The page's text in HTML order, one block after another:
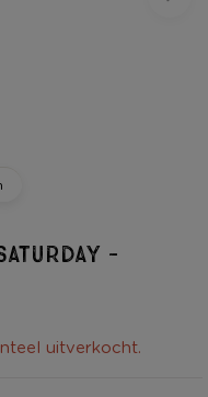
-
uitverkocht.